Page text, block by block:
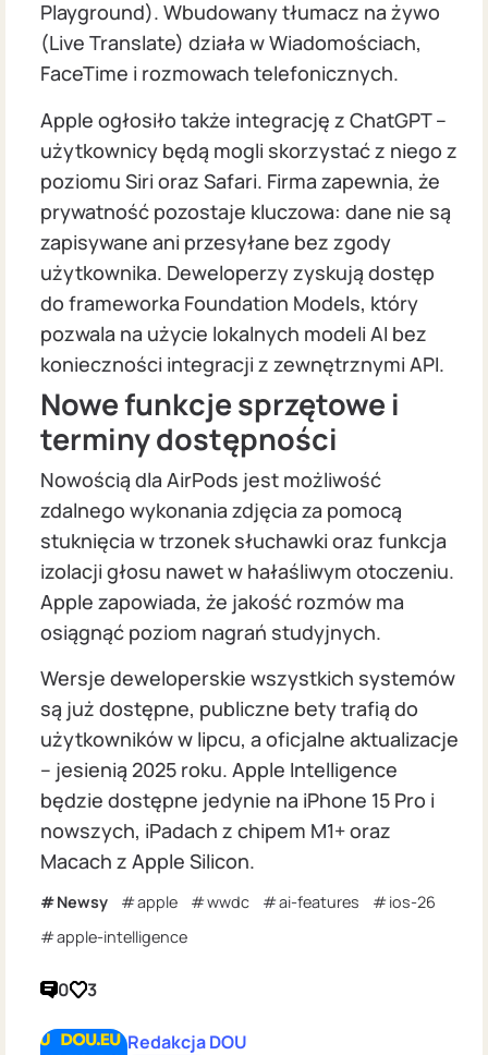
Playground). Wbudowany tłumacz na żywo
(Live Translate) działa w Wiadomościach,
FaceTime i rozmowach telefonicznych.
Apple ogłosiło także integrację z ChatGPT –
użytkownicy będą mogli skorzystać z niego z
poziomu Siri oraz Safari. Firma zapewnia, że
prywatność pozostaje kluczowa: dane nie są
zapisywane ani przesyłane bez zgody
użytkownika. Deweloperzy zyskują dostęp
do frameworka Foundation Models, który
pozwala na użycie lokalnych modeli AI bez
konieczności integracji z zewnętrznymi API.
Nowe funkcje sprzętowe i
terminy dostępności
Nowością dla AirPods jest możliwość
zdalnego wykonania zdjęcia za pomocą
stuknięcia w trzonek słuchawki oraz funkcja
izolacji głosu nawet w hałaśliwym otoczeniu.
Apple zapowiada, że jakość rozmów ma
osiągnąć poziom nagrań studyjnych.
Wersje deweloperskie wszystkich systemów
są już dostępne, publiczne bety trafią do
użytkowników w lipcu, a oficjalne aktualizacje
– jesienią 2025 roku. Apple Intelligence
będzie dostępne jedynie na iPhone 15 Pro i
nowszych, iPadach z chipem M1+ oraz
Macach z Apple Silicon.
Newsy apple wwdc ai-features
ios-26
apple-intelligence
0 3
Redakcja DOU